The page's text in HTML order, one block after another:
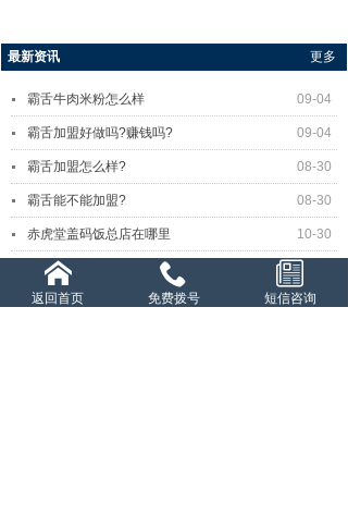
最新资讯 更多
09-04
霸舌牛肉米粉怎么样
09-04
霸舌加盟好做吗?赚钱吗?
08-30
霸舌加盟怎么样?
08-30
霸舌能不能加盟?
10-30
赤虎堂盖码饭总店在哪里
10-30
赤虎堂是现炒的吗？味道怎么样？
返回首页 免费拨号 短信咨询